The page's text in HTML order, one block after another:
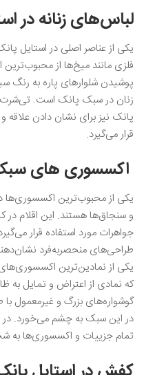
لباس‌های زنانه در
یکی از عناصر اصلی در استایل
فلزی مانند میخ‌ها از
پوشیدن شلوارهای پاره به رنگ
زنان در سبک پانک است.
پانک نیز برای نشان دادن علاقه
قرار می‌گیرد.
اکسسوری‌ های سبک
یکی از محبوب‌ترین اکسسوری‌ها
و سنجاق‌ها هستند. این اقلام
جواهرات مورد استفاده قرار
طراحی‌های منحصربه‌فرد
یکی از نمادین‌ترین
که نمادی از اعتراض و تمایل به
گوشواره‌های بزرگ و غیرمعمول با
در این سبک به چشم می‌خورد. در
تمام جزییات و اکسسوری‌ها